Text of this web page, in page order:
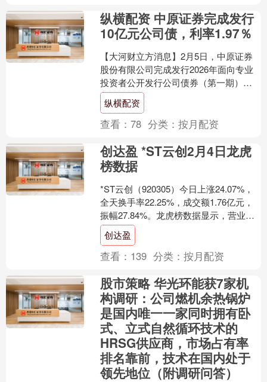
纵横配资 中原证券完成发行
10亿元公司债，利率1.97％
【大河财立方消息】2月5日，中原证券
股份有限公司完成发行2026年面向专业
投资者公开发行公司债券（第一期）。
本期中票债券简称为“26中原01”，发行金
额10亿....
纵横配资
查看：78 分类：按月配资
创达盈 *ST云创2月4日龙虎
榜数据
*ST云创（920305）今日上涨24.07%，
全天换手率22.25%，成交额1.76亿元，
振幅27.84%。龙虎榜数据显示，营业部
席位合计净卖出513.41万....
创达盈
查看： 139 分类：按月配资
股市策略 华光环能获7家机
构调研：公司燃机余热锅炉
是国内唯一一家同时拥有卧
式、立式自然循环技术的
HRSG供应商，市场占有率
排名靠前，技术在国内处于
领先地位（附调研问答）